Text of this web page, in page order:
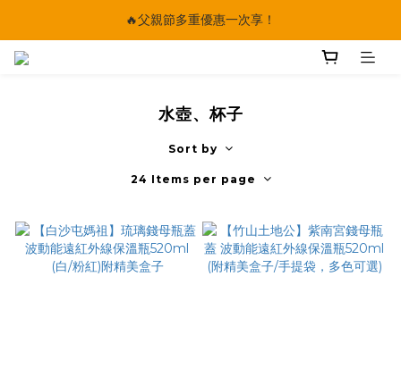
🔥父親節多重優惠一次享！
🔥父親節多重優惠一次享！
🔥父親節多重優惠一次享！
水壺、杯子
Sort by
24 Items per page